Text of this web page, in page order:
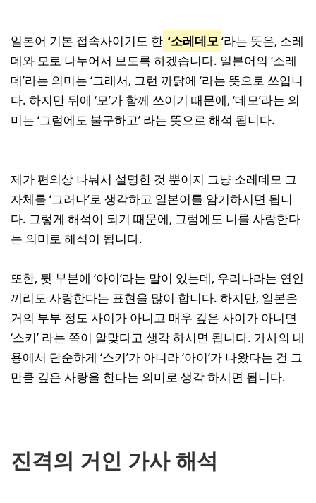
일본어 기본 접속사이기도 한 ‘소레데모‘라는 뜻은, 소레
데와 모로 나누어서 보도록 하겠습니다. 일본어의 ‘소레
데’라는 의미는 ‘그래서, 그런 까닭에 ‘라는 뜻으로 쓰입니
다. 하지만 뒤에 ‘모’가 함께 쓰이기 때문에, ‘데모’라는 의
미는 ‘그럼에도 불구하고’ 라는 뜻으로 해석 됩니다.
제가 편의상 나눠서 설명한 것 뿐이지 그냥 소레데모 그
자체를 ‘그러나’로 생각하고 일본어를 암기하시면 됩니
다. 그렇게 해석이 되기 때문에, 그럼에도 너를 사랑한다
는 의미로 해석이 됩니다.
또한, 뒷 부분에 ‘아이’라는 말이 있는데, 우리나라는 연인
끼리도 사랑한다는 표현을 많이 합니다. 하지만, 일본은
거의 부부 정도 사이가 아니고 매우 깊은 사이가 아니면
‘스키’ 라는 쪽이 알맞다고 생각 하시면 됩니다. 가사의 내
용에서 단순하게 ‘스키’가 아니라 ‘아이’가 나왔다는 건 그
만큼 깊은 사랑을 한다는 의미로 생각 하시면 됩니다.
진격의 거인 가사 해석